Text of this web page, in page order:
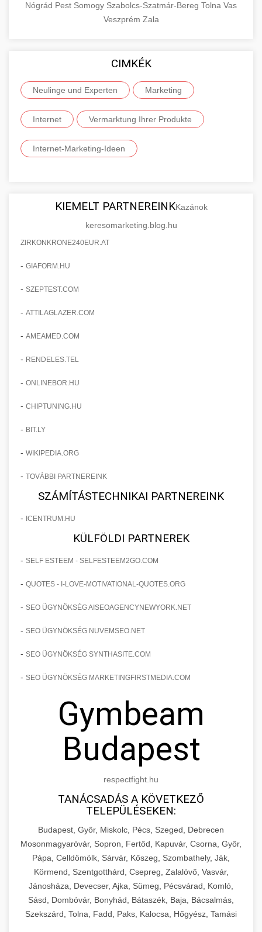
Nógrád Pest Somogy Szabolcs-Szatmár-Bereg Tolna Vas
Veszprém Zala
CIMKÉK
Neulinge und Experten Marketing
Internet Vermarktung Ihrer Produkte
Internet-Marketing-Ideen
KIEMELT PARTNEREINKKazánok
keresomarketing.blog.hu
ZIRKONKRONE240EUR.AT
- GIAFORM.HU
- SZEPTEST.COM
- ATTILAGLAZER.COM
- AMEAMED.COM
- RENDELES.TEL
- ONLINEBOR.HU
- CHIPTUNING.HU
- BIT.LY
- WIKIPEDIA.ORG
- TOVÁBBI PARTNEREINK
SZÁMÍTÁSTECHNIKAI PARTNEREINK
- ICENTRUM.HU
KÜLFÖLDI PARTNEREK
- SELF ESTEEM - SELFESTEEM2GO.COM
- QUOTES - I-LOVE-MOTIVATIONAL-QUOTES.ORG
- SEO ÜGYNÖKSÉG AISEOAGENCYNEWYORK.NET
- SEO ÜGYNÖKSÉG NUVEMSEO.NET
- SEO ÜGYNÖKSÉG SYNTHASITE.COM
- SEO ÜGYNÖKSÉG MARKETINGFIRSTMEDIA.COM
Gymbeam
Budapest
respectfight.hu
TANÁCSADÁS A KÖVETKEZŐ
TELEPÜLÉSEKEN:
Budapest, Győr, Miskolc, Pécs, Szeged, Debrecen
Mosonmagyaróvár, Sopron, Fertőd, Kapuvár, Csorna, Győr,
Pápa, Celldömölk, Sárvár, Kőszeg, Szombathely, Ják,
Körmend, Szentgotthárd, Csepreg, Zalalövő, Vasvár,
Jánosháza, Devecser, Ajka, Sümeg, Pécsvárad, Komló,
Sásd, Dombóvár, Bonyhád, Bátaszék, Baja, Bácsalmás,
Szekszárd, Tolna, Fadd, Paks, Kalocsa, Hőgyész, Tamási